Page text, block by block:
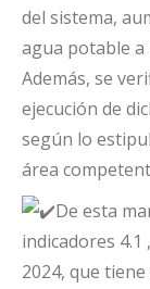
del sistema,
agua potable a
Además, se
ejecución de
según lo
área
De esta
indicadores 4.1
2024, que